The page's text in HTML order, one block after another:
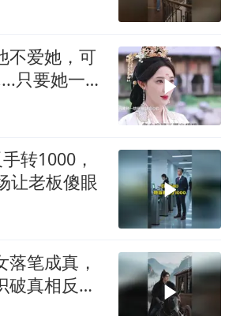
不爱她，可
只要她一开
转1000，
让老板傻眼
落笔成真，
破真相反将